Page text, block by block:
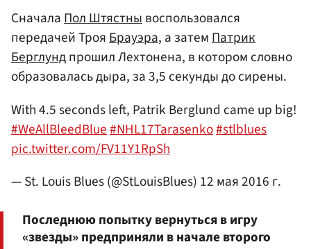
СначалаПол Штястнывоспользовался
передачей ТрояБрауэра, а затемПатрик
Берглундпрошил Лехтонена, в котором словно
образовалась дыра, за 3,5 секунды до сирены.
With 4.5 seconds left, Patrik Berglund came up big!
#WeAllBleedBlue#NHL17Tarasenko#stlblues
pic.twitter.com/FV11Y1RpSh
— St. Louis Blues (@StLouisBlues) 12 мая 2016 г.
Последнюю попытку вернуться в игру
«звезды» предприняли в начале второго